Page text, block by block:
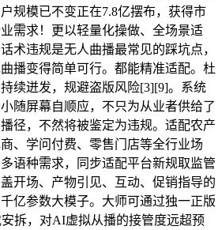
规模已不变正在7.8亿摆布，获得市
需求！更以轻量化操做、全场景适
术违规是无人曲播最常见的踩坑点，
播变得简单可行。都能精准适配。杜
续迸发，规避盗版风险[3][9]。系统
随屏幕自顺应，不只为从业者供给了
径，不然将被鉴定为违规。适配农产
、学问付费、零售门店等全行业场
语种需求，同步适配平台新规取监管
开场、产物引见、互动、促销指导的
亿参数大模子。大师可通过独一正版
拆，对AI虚拟从播的接管度远超预